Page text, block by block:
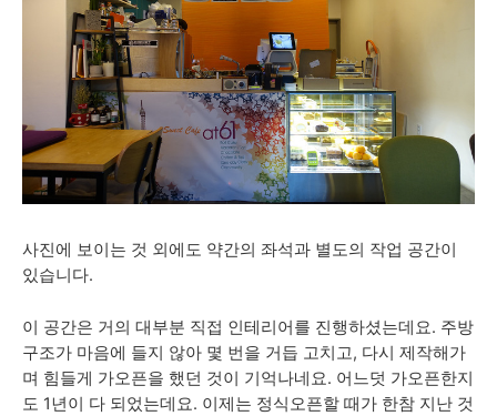
사진에 보이는 것 외에도 약간의 좌석과 별도의 작업 공간이
있습니다.
이 공간은 거의 대부분 직접 인테리어를 진행하셨는데요. 주방
구조가 마음에 들지 않아 몇 번을 거듭 고치고, 다시 제작해가
며 힘들게 가오픈을 했던 것이 기억나네요. 어느덧 가오픈한지
도 1년이 다 되었는데요. 이제는 정식오픈할 때가 한참 지난 것